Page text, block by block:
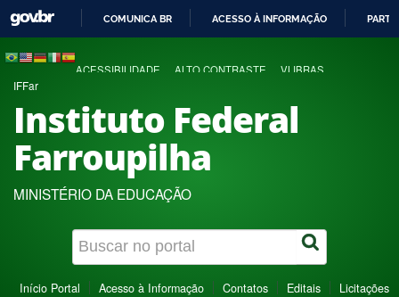
COMUNICA BR ACESSO À INFORMAÇÃO
ACESSIBILIDADE ALTO CONTRASTE VLIBRAS
IFFar
Instituto Federal
Farroupilha
MINISTÉRIO DA EDUCAÇÃO
Início Portal Acesso à Informação Contatos Editais Licitações